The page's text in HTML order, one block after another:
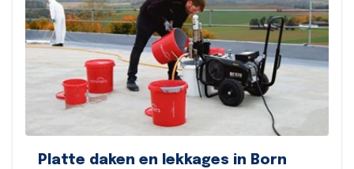
Platte daken en lekkages in Born